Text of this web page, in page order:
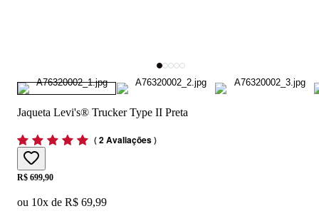
Jaqueta Levi's® Trucker Type II Preta
(2 Avaliações)
Price:
R$ 699,90
ou 10x de R$ 69,99